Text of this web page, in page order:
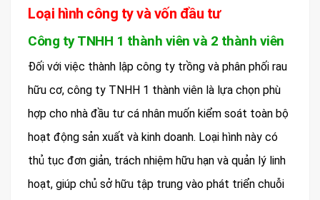
Loại hình công ty và vốn đầu tư
Công ty TNHH 1 thành viên và 2 thành viên
Đối với việc thành lập công ty trồng và phân phối rau
hữu cơ, công ty TNHH 1 thành viên là lựa chọn phù
hợp cho nhà đầu tư cá nhân muốn kiểm soát toàn bộ
hoạt động sản xuất và kinh doanh. Loại hình này có
thủ tục đơn giản, trách nhiệm hữu hạn và quản lý linh
hoạt, giúp chủ sở hữu tập trung vào phát triển chuỗi